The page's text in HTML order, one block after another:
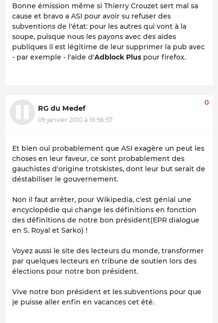
Bonne émission même si Thierry Crouzet sert mal sa
cause et bravo a ASI pour avoir su refuser des
subventions de l'état: pour les autres qui vont à la
soupe, puisque nous les payons avec des aides
publiques il est légitime de leur supprimer la pub avec
- par exemple - l'aide d'Adblock Plus pour firefox.
RG du Medef
09 janvier 2010 à 16:56:57
0
Et bien oui probablement que ASI exagère un peut les
choses en leur faveur, ce sont probablement des
gauchistes d'origine trotskistes, dont leur but serait de
déstabiliser le gouvernement.
Non il faut arrêter, pour Wikipedia, c'est génial une
encyclopédie qui change les définitions en fonction
des définitions de notre bon président(EPR dialogue
en S. Royal et Sarko) !
Voyez aussi le site des lecteurs du monde, transformer
par quelques lecteurs en tribune de soutien lors des
élections pour notre bon président.
Vive notre bon président et les subventions pour que
je puisse aller enfin en vacances cet été.